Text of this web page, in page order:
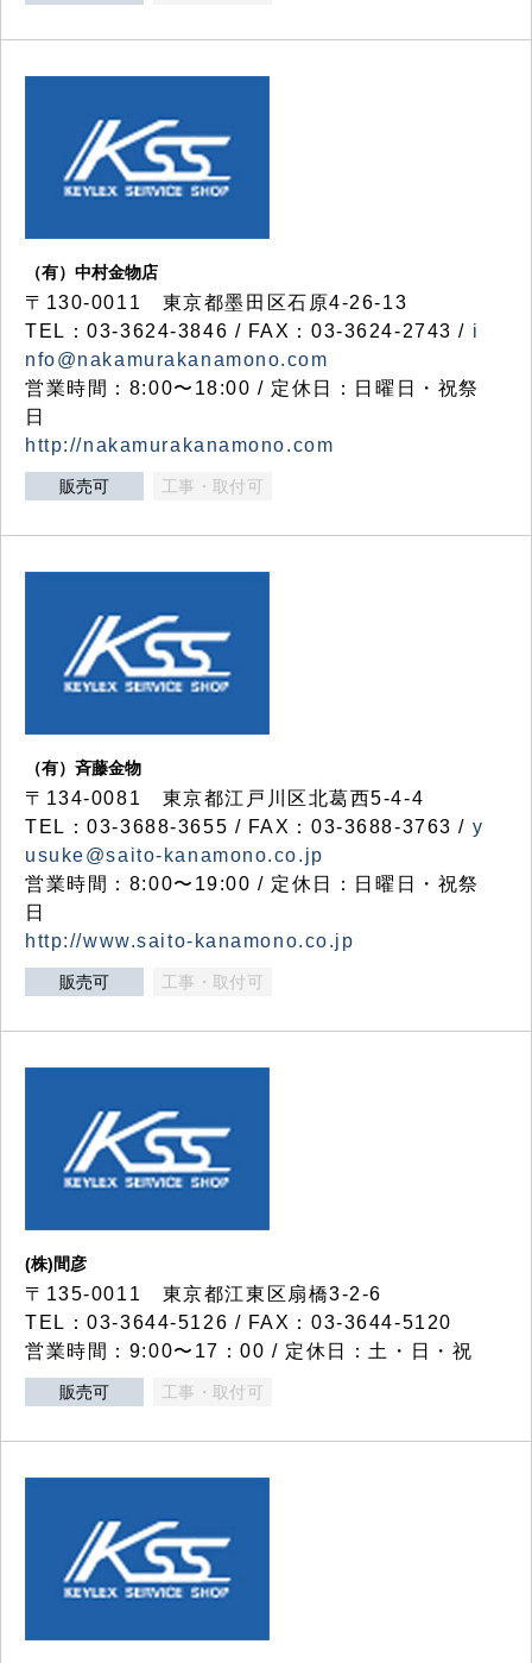
（有）中村金物店
〒130-0011 東京都墨田区石原4-26-13
TEL：03-3624-3846 / FAX：03-3624-2743 / i
nfo@nakamurakanamono.com
営業時間：8:00〜18:00 / 定休日：日曜日・祝祭
日
http://nakamurakanamono.com
販売可 工事・取付可
（有）斉藤金物
〒134-0081 東京都江戸川区北葛西5-4-4
TEL：03-3688-3655 / FAX：03-3688-3763 / y
usuke@saito-kanamono.co.jp
営業時間：8:00〜19:00 / 定休日：日曜日・祝祭
日
http://www.saito-kanamono.co.jp
販売可 工事・取付可
(株)間彦
〒135-0011 東京都江東区扇橋3-2-6
TEL：03-3644-5126 / FAX：03-3644-5120
営業時間：9:00〜17：00 / 定休日：土・日・祝
販売可 工事・取付可